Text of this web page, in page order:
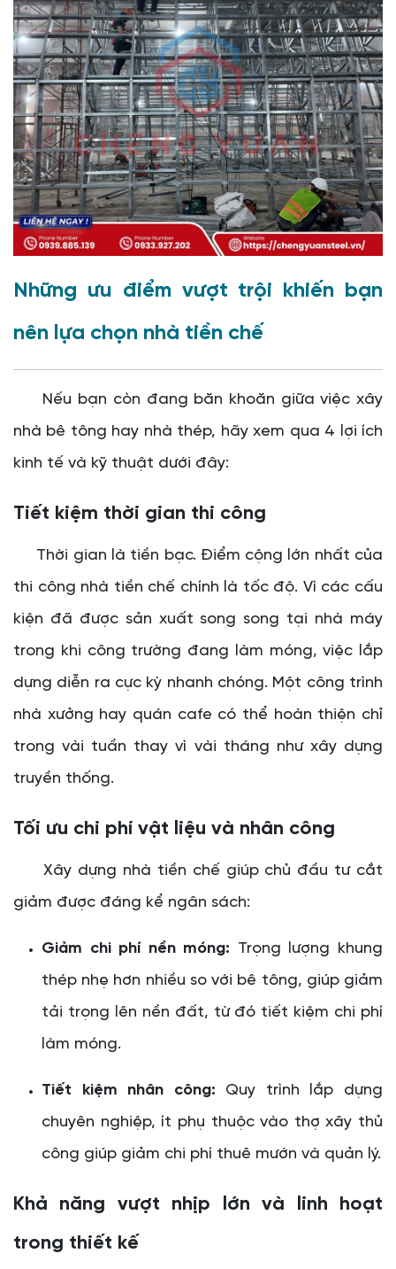
Liên hệ ngay với Cheng Yuan để nhận báo giá chi
tiết
Những ưu điểm vượt trội khiến bạn
nên lựa chọn nhà tiền chế
Nếu bạn còn đang băn khoăn giữa việc xây
nhà bê tông hay nhà thép, hãy xem qua 4 lợi ích
kinh tế và kỹ thuật dưới đây:
Tiết kiệm thời gian thi công
Thời gian là tiền bạc. Điểm cộng lớn nhất của
thi công nhà tiền chế chính là tốc độ. Vì các cấu
kiện đã được sản xuất song song tại nhà máy
trong khi công trường đang làm móng, việc lắp
dựng diễn ra cực kỳ nhanh chóng. Một công trình
nhà xưởng hay quán cafe có thể hoàn thiện chỉ
trong vài tuần thay vì vài tháng như xây dựng
truyền thống.
Tối ưu chi phí vật liệu và nhân công
Xây dựng nhà tiền chế giúp chủ đầu tư cắt
giảm được đáng kể ngân sách:
Giảm chi phí nền móng: Trọng lượng khung
thép nhẹ hơn nhiều so với bê tông, giúp giảm
tải trọng lên nền đất, từ đó tiết kiệm chi phí
làm móng.
Tiết kiệm nhân công: Quy trình lắp dựng
chuyên nghiệp, ít phụ thuộc vào thợ xây thủ
công giúp giảm chi phí thuê mướn và quản lý.
Khả năng vượt nhịp lớn và linh hoạt
trong thiết kế